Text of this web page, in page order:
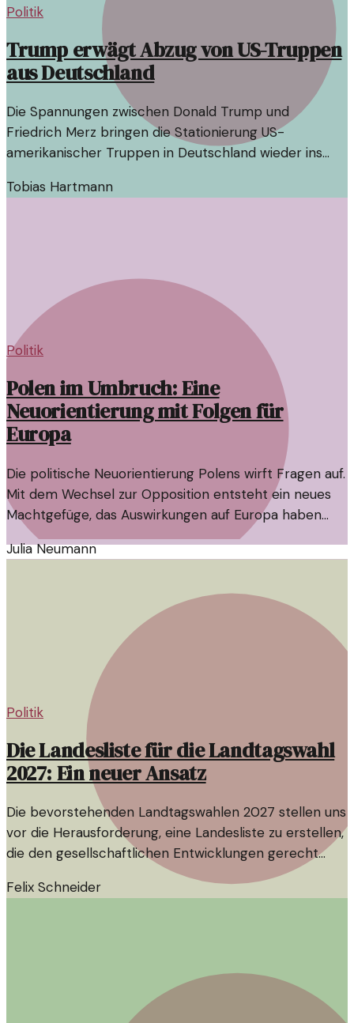
Politik
Trump erwägt Abzug von US-Truppen
aus Deutschland
Die Spannungen zwischen Donald Trump und
Friedrich Merz bringen die Stationierung US-
amerikanischer Truppen in Deutschland wieder ins
Tobias Hartmann
Politik
Polen im Umbruch: Eine
Neuorientierung mit Folgen für
Europa
Die politische Neuorientierung Polens wirft Fragen auf.
Mit dem Wechsel zur Opposition entsteht ein neues
Machtgefüge, das Auswirkungen auf Europa haben
könnte.
Julia Neumann
Politik
Die Landesliste für die Landtagswahl
2027: Ein neuer Ansatz
Die bevorstehenden Landtagswahlen 2027 stellen uns
vor die Herausforderung, eine Landesliste zu erstellen,
die den gesellschaftlichen Entwicklungen gerecht
wird. Dabei könnte ein neuer Ansatz notwendig sein.
Felix Schneider